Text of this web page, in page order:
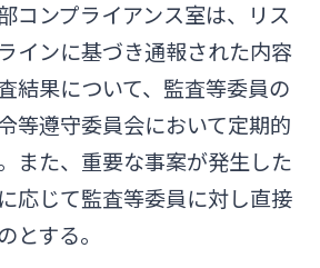
コンプライアンス室は、リス
インに基づき通報された内容
結果について、監査等委員の
等遵守委員会において定期的
また、重要な事案が発生した
応じて監査等委員に対し直接
とする。